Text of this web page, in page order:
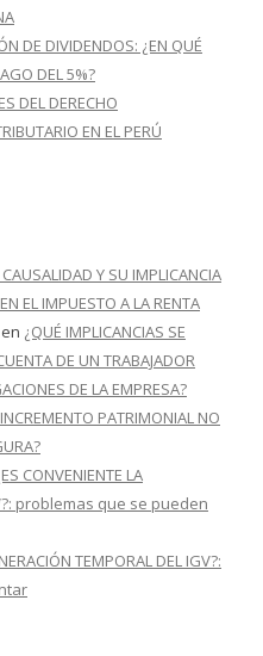
DE DIVIDENDOS: ¿EN QUÉ
DEL 5%?
DEL DERECHO
EN EL PERÚ
Y SU IMPLICANCIA
EL IMPUESTO A LA RENTA
en ¿QUÉ IMPLICANCIAS SE
DE UN TRABAJADOR
DE LA EMPRESA?
PATRIMONIAL NO
CONVENIENTE LA
problemas que se pueden
TEMPORAL DEL IGV?: